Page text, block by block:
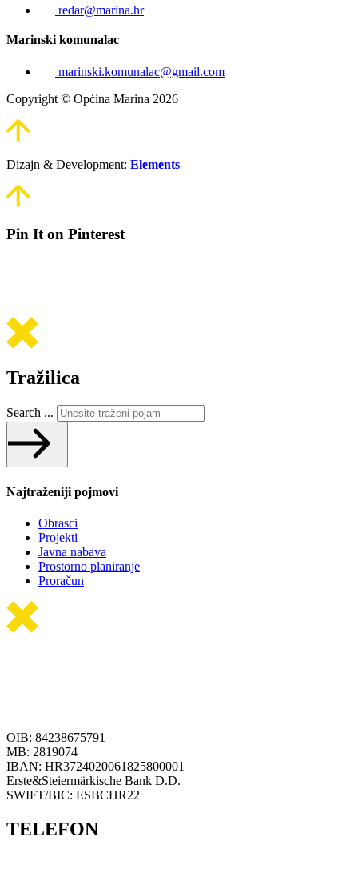
redar@marina.hr
Marinski komunalac
marinski.komunalac@gmail.com
Copyright © Općina Marina 2026
Dizajn & Development: Elements
Pin It on Pinterest
Tražilica
Search ...
Najtraženiji pojmovi
Obrasci
Projekti
Javna nabava
Prostorno planiranje
Proračun
OIB: 84238675791
MB: 2819074
IBAN: HR3724020061825800001
Erste&Steiermärkische Bank D.D.
SWIFT/BIC: ESBCHR22
TELEFON